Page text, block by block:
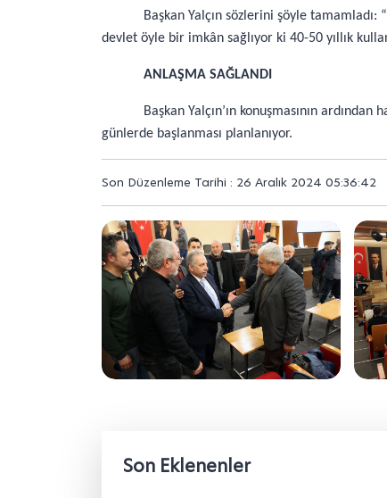
Başkan Yalçın sözlerini şöyle tamamladı:
devlet öyle bir imkân sağlıyor ki 40-50 yıllık
ANLAŞMA SAĞLANDI
Başkan Yalçın’ın konuşmasının
günlerde başlanması planlanıyor.
Son Düzenleme Tarihi : 26 Aralık 2024 05:36:42
Son Eklenenler